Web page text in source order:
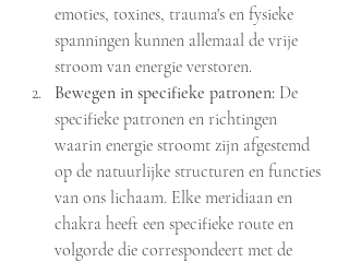
emoties, toxines, trauma's en fysieke
spanningen kunnen allemaal de vrije
stroom van energie verstoren.
Bewegen in specifieke patronen: De
specifieke patronen en richtingen
waarin energie stroomt zijn afgestemd
op de natuurlijke structuren en functies
van ons lichaam. Elke meridiaan en
chakra heeft een specifieke route en
volgorde die correspondeert met de